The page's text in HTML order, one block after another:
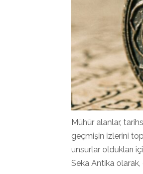
Mühür alanlar,
geçmişin izlerini
unsurlar oldukları
Seka Antika